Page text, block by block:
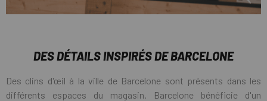
DES DÉTAILS INSPIRÉS DE BARCELONE
Des clins d'œil à la ville de Barcelone sont présents dans les
différents espaces du magasin. Barcelone bénéficie d'un